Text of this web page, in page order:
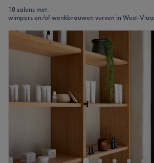
18 salons met:
wimpers en/of wenkbrauwen verven in West-